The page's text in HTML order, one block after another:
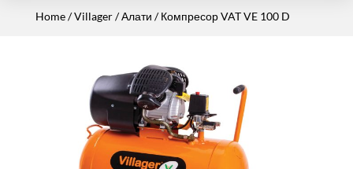
Home/Villager/Алати / Компресор VAT VE 100 D